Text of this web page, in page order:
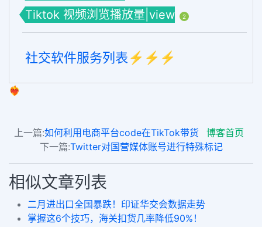
Tiktok 视频浏览播放量|view 2
社交软件服务列表⚡️⚡️⚡️
❤️‍🔥
上一篇:如何利用电商平台code在TikTok带货
博客首页
下一篇:Twitter对国营媒体账号进行特殊标记
相似文章列表
二月进出口全国暴跌！印证华交会数据走势
掌握这6个技巧，海关扣货几率降低90%！